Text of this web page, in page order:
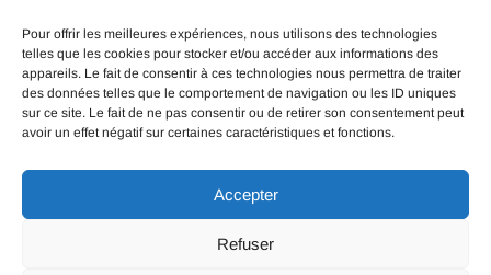
Pour offrir les meilleures expériences, nous utilisons des technologies
telles que les cookies pour stocker et/ou accéder aux informations des
appareils. Le fait de consentir à ces technologies nous permettra de traiter
des données telles que le comportement de navigation ou les ID uniques
sur ce site. Le fait de ne pas consentir ou de retirer son consentement peut
avoir un effet négatif sur certaines caractéristiques et fonctions.
Accepter
Refuser
© Les Filles de Beauregard – Tous droits réservés |
Politique de confidentialité|Mentions légales|CGV